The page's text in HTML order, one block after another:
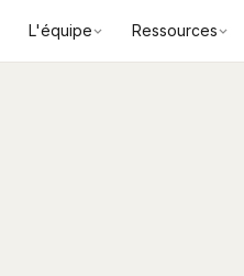
L'équipe Ressources